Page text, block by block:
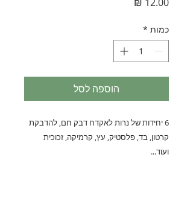
כמות *
הוספה לסל
6 יחידות של נרות לאקדח דבק חם, להדבקת
קרטון, בד, פלסטיק, עץ, קרמיקה, זכוכית
ועוד...